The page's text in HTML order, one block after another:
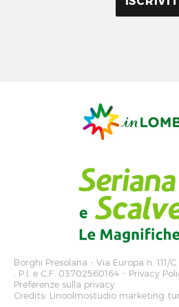
Borghi Presolana - Via Europa n. 111/
. P.I. e C.F. 03702560164 - Privacy
Preferenze sulla privacy
Credits: Linoolmostudio marketing